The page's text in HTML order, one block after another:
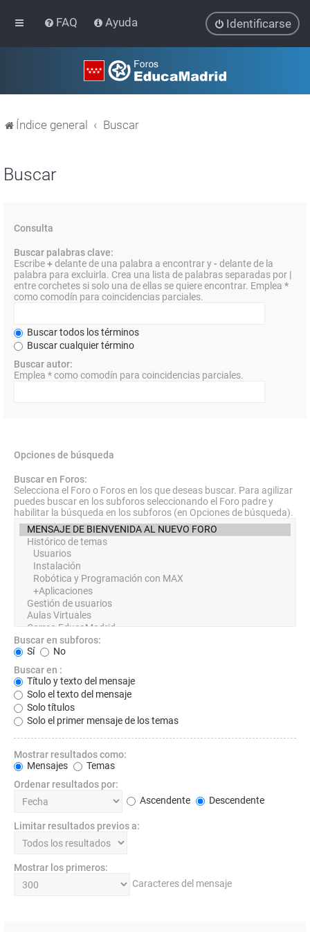
FAQ Ayuda Identificarse
Índice general Buscar
Buscar
Consulta
Buscar palabras clave:
Escribe+delante de una palabra a encontrar y- delante de la
palabra para excluirla. Crea una lista de palabras separadas por |
entre corchetes si solo una de ellas se quiere encontrar. Emplea *
como comodín para coincidencias parciales.
Buscar todos los términos
Buscar cualquier término
Buscar autor:
Emplea * como comodín para coincidencias parciales.
Opciones de búsqueda
Buscar en Foros:
Selecciona el Foro o Foros en los que deseas buscar. Para agilizar
puedes buscar en los subforos seleccionando el Foro padre y
habilitar la búsqueda en los subforos (en Opciones de búsqueda).
Buscar en subforos:
Sí
No
Buscar en :
Título y texto del mensaje
Solo el texto del mensaje
Solo títulos
Solo el primer mensaje de los temas
Mostrar resultados como:
Mensajes
Temas
Ordenar resultados por:
Ascendente
Descendente
Limitar resultados previos a:
Mostrar los primeros:
Caracteres del mensaje